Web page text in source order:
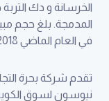
الخرسانة و دك
في العام الماضي 2018، مع امتلاكها 7 مصانع حول العالم.
تقدم شركة بحرة
نيوسون لسوق